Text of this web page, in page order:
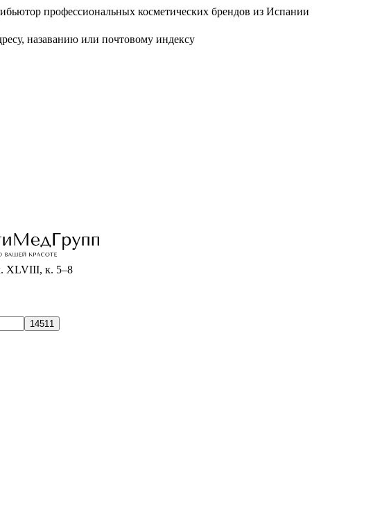
профессиональных косметических брендов из Испании
назаванию или почтовому индексу
XLVIII, к. 5–8